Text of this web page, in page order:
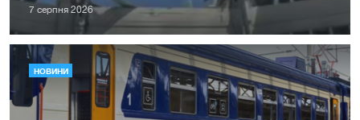
7 серпня 2026
НОВИНИ